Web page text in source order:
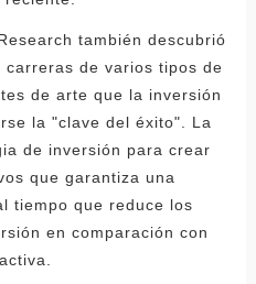
también descubrió
de varios tipos de
de arte que la inversión
la "clave del éxito". La
de inversión para crear
que garantiza una
tiempo que reduce los
en comparación con